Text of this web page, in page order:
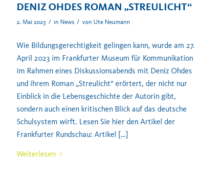
DENIZ OHDES ROMAN „STREULICHT“
2. Mai 2023 / in News / von Ute Neumann
Wie Bildungsgerechtigkeit gelingen kann, wurde am 27.
April 2023 im Frankfurter Museum für Kommunikation
im Rahmen eines Diskussionsabends mit Deniz Ohdes
und ihrem Roman „Streulicht“ erörtert, der nicht nur
Einblick in die Lebensgeschichte der Autorin gibt,
sondern auch einen kritischen Blick auf das deutsche
Schulsystem wirft. Lesen Sie hier den Artikel der
Frankfurter Rundschau: Artikel […]
Weiterlesen